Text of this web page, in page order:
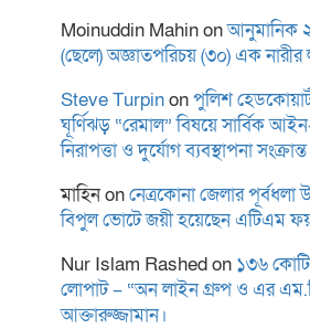
বিদ্যুৎস্পৃষ্টে
কিশোরের
রোটারী ক্লাব
আছিয়া গণি
বিদ্যালয়ে
Moinuddin Mahinonআনুমানিক
(ছেলে) অজ্ঞাতপরিচয় (৩০) এক নারীর
Steve Turpinonপুলিশ
ঘূর্ণিঝড় “রেমাল” বিষয়ে সার্বিক
নিরাপত্তা ও দুর্যোগ ব্যবস্থাপনা
মাহিনonনেত্রকোনা জেলার পূর্বধলা
বিপুল ভোটে জয়ী হয়েছেন এটিএম
Nur Islam Rashedon ১৩৬ কোটি
লোপাট – “অন লাইন গ্রুপ ও এর
আক্তারুজ্জামান।